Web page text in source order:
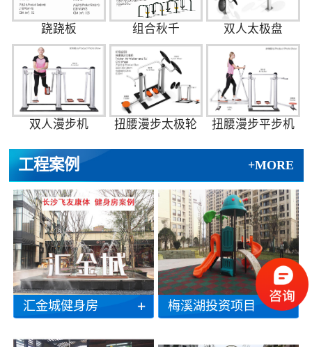
跷跷板 组合秋千 双人太极盘
双人漫步机 扭腰漫步太极轮 扭腰漫步平步机
工程案例 +MORE
汇金城健身房 梅溪湖投资项目